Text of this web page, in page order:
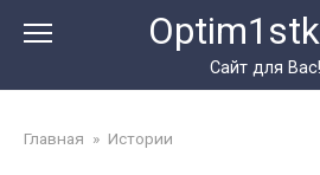
Сайт для Вас!
Главная » Истории